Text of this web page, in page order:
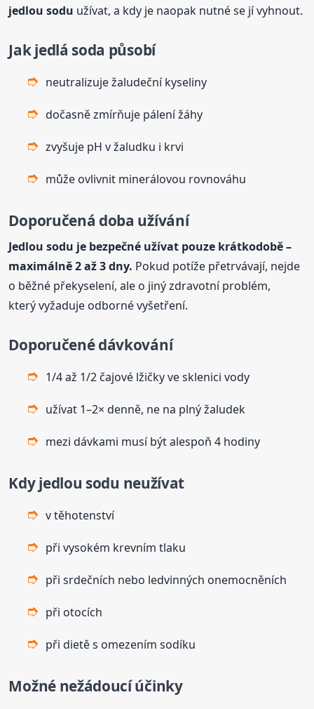
jedlou sodu užívat, a kdy je naopak nutné se jí vyhnout.
Jak jedlá soda působí
neutralizuje žaludeční kyseliny
dočasně zmírňuje pálení žáhy
zvyšuje pH v žaludku i krvi
může ovlivnit minerálovou rovnováhu
Doporučená doba užívání
Jedlou sodu je bezpečné užívat pouze krátkodobě –
maximálně 2 až 3 dny. Pokud potíže přetrvávají, nejde
o běžné překyselení, ale o jiný zdravotní problém,
který vyžaduje odborné vyšetření.
Doporučené dávkování
1/4 až 1/2 čajové lžičky ve sklenici vody
užívat 1–2× denně, ne na plný žaludek
mezi dávkami musí být alespoň 4 hodiny
Kdyjedlou sodu neužívat
v těhotenství
při vysokém krevním tlaku
při srdečních nebo ledvinných onemocněních
při otocích
při dietě s omezením sodíku
Možné nežádoucí účinky